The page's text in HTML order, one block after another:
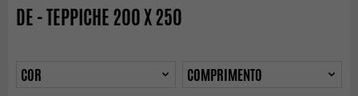
ADICIONADO
DE - TEPPICHE 200 X 250
COR
COMPRIMENTO